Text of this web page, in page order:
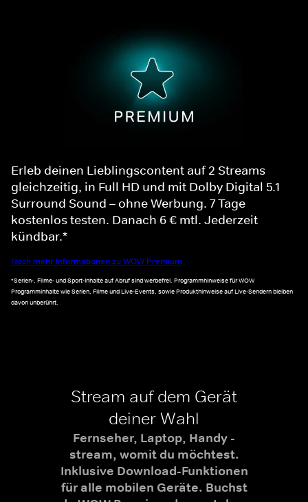
Erleb deinen Lieblingscontent auf 2 Streams
gleichzeitig, in Full HD und mit Dolby Digital 5.1
Surround Sound – ohne Werbung. 7 Tage
kostenlos testen. Danach 6 € mtl. Jederzeit
kündbar.*
Noch mehr Informationen zu WOW Premium
*Serien-, Filme- und Sport-Inhalte auf Abruf sind werbefrei. Programmhinweise für WOW
Programminhalte wie Serien, Filme und Live-Events, sowie Produkthinweise auf Live-Sendern bleiben
davon unberührt.
Stream auf dem Gerät
deiner Wahl
Fernseher, Laptop, Handy -
stream, womit du möchtest.
Inklusive Download-Funktionen
für alle mobilen Geräte. Buchst